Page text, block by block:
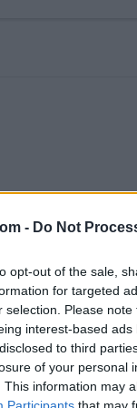
- Do Not
opt-out of the sale,
for targeted
selection. Please
interest-based
to third
of your personal
This information may
Participants that may
Lépj be a
Lounge